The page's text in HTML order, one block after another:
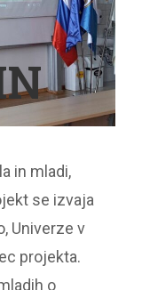
in mladi,
se izvaja
Univerze v
projekta.
o